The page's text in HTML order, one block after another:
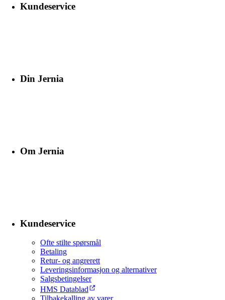
Kundeservice
Din Jernia
Om Jernia
Kundeservice
Ofte stilte spørsmål
Betaling
Retur- og angrerett
Leveringsinformasjon og alternativer
Salgsbetingelser
HMS Datablad